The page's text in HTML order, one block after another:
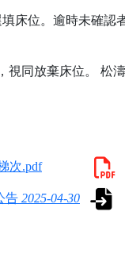
床位。逾時未確認
視同放棄床位。 松
次.pdf
告 2025-04-30